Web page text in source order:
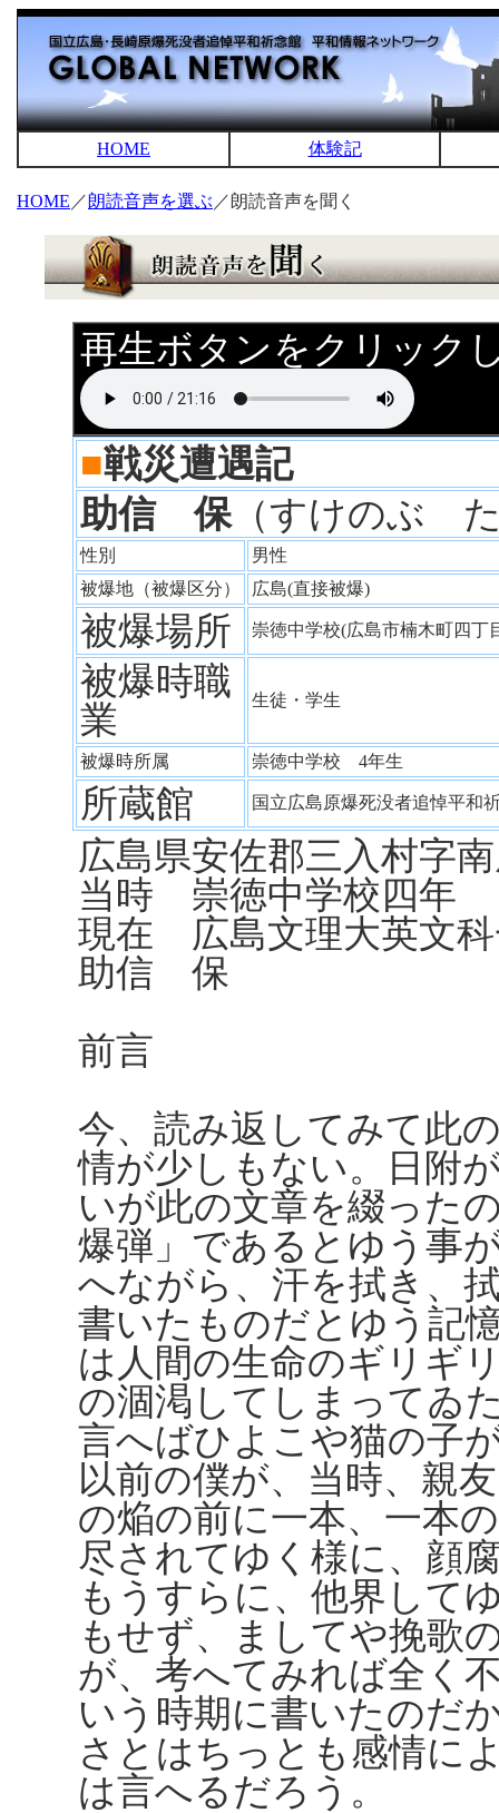
HOME 体験記
HOME ／朗読音声を選ぶ ／朗読音声を聞く
再生ボタンをクリック
■戦災遭遇記
助信 保（すけのぶ
性別
男性
被爆地（被爆区分）
広島(直接被爆)
被爆場所 崇徳中学校(広島市楠木町四
被爆時職
業
生徒・学生
被爆時所属 崇徳中学校 4年生
所蔵館 国立広島原爆死没者追悼平
広島県安佐郡三入村字
当時 崇徳中学校四年
現在 広島文理大英文
助信 保
前言
今、読み返してみて此
情が少しもない。日附
いが此の文章を綴った
爆弾」であるとゆう事
へながら、汗を拭き、
書いたものだとゆう記
は人間の生命のギリギ
の涸渇してしまってゐ
言へばひよこや猫の子
以前の僕が、当時、親
の焔の前に一本、一本
尽されてゆく様に、顔
もうすらに、他界して
もせず、ましてや挽歌
が、考へてみれば全く
いう時期に書いたのだ
さとはちっとも感情に
は言へるだろう。